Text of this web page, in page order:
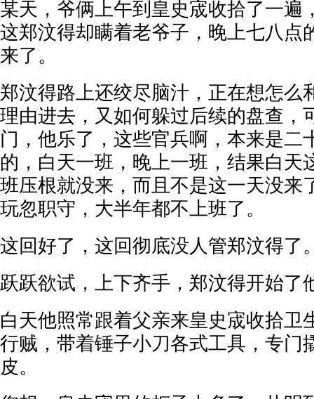
某天，爷俩上午到皇史宬收拾了一遍
这郑汶得却瞒着老爷子，晚上七八点
来了。
郑汶得路上还绞尽脑汁，正在想怎么
理由进去，又如何躲过后续的盘查，
门，他乐了，这些官兵啊，本来是二
的，白天一班，晚上一班，结果白天
班压根就没来，而且不是这一天没来
玩忽职守，大半年都不上班了。
这回好了，这回彻底没人管郑汶得了
跃跃欲试，上下齐手，郑汶得开始了
白天他照常跟着父亲来皇史宬收拾卫
行贼，带着锤子小刀各式工具，专门
皮。